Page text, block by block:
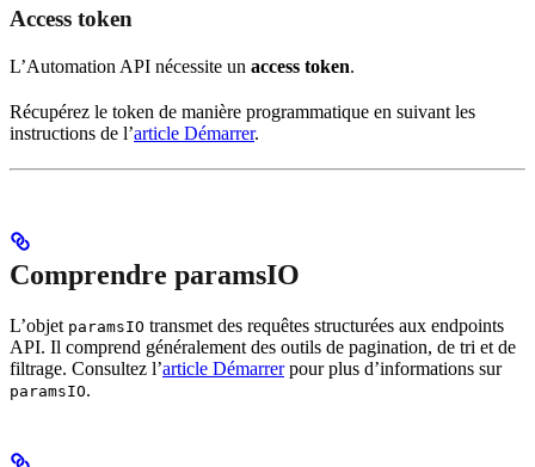
Access token
L’Automation API nécessite un access token.
Récupérez le token de manière programmatique en suivant les
instructions de l’article Démarrer.
Comprendre paramsIO
L’objet paramsIO transmet des requêtes structurées aux endpoints
API. Il comprend généralement des outils de pagination, de tri et de
filtrage. Consultez l’article Démarrerpour plus d’informations sur
paramsIO.